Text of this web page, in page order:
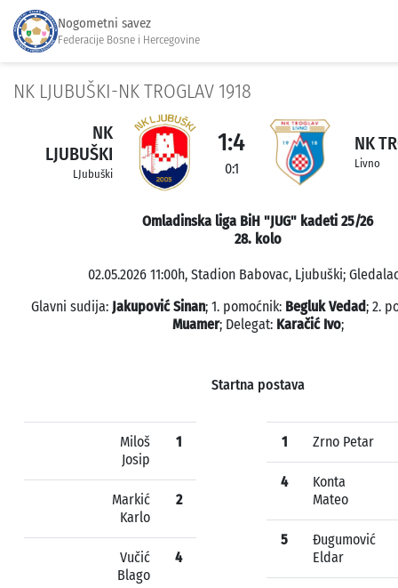
Nogometni savez
Federacije Bosne i Hercegovine
NK LJUBUŠKI-NK TROGLAV 1918
NK
LJUBUŠKI
LJubuški
1:4
0:1
NK
Livno
Omladinska liga BiH "JUG" kadeti 25/26
28. kolo
02.05.2026 11:00h, Stadion Babovac, Ljubuški;
Glavni sudija: Jakupović Sinan; 1. pomoćnik: Begluk Vedad; 2.
Muamer; Delegat: Karačić Ivo;
Startna postava
Miloš
Josip
1
Markić
Karlo
2
Vučić
Blago
4
1 Zrno Petar
4
Konta
Mateo
5
Đugumović
Eldar